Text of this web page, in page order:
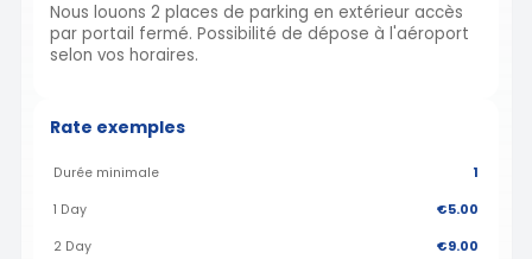
Nous louons 2 places de parking en extérieur accès
par portail fermé. Possibilité de dépose à l'aéroport
selon vos horaires.
Rate exemples
Durée minimale 1
1 Day €5.00
2 Day €9.00